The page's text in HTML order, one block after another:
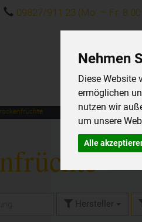
Nehmen
Diese Website
ermöglichen
nutzen wir
um unsere
Alle
09827/911 23 (Mo. – Fr.
Hersteller